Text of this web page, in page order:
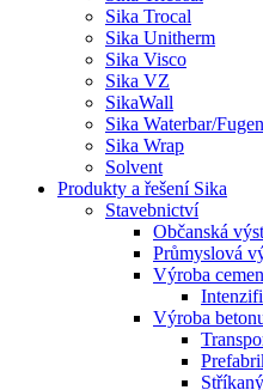
Sika Trocal
Sika Unitherm
Sika Visco
Sika VZ
SikaWall
Sika Waterbar/
Sika Wrap
Solvent
Produkty a řešení Sika
Stavebnictví
Občanská
Průmyslová
Výroba
Výroba